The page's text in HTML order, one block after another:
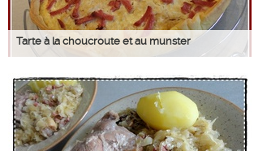
Tarte à la choucroute et au munster